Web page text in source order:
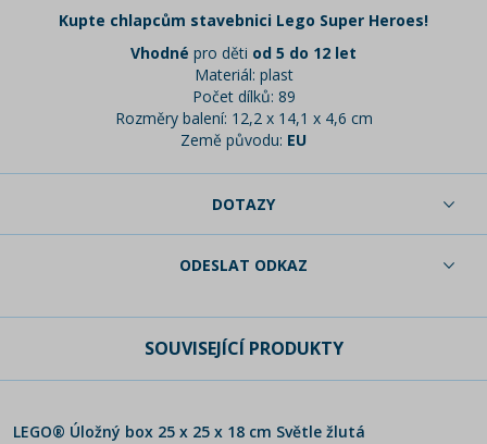
Kupte chlapcům stavebnici Lego Super Heroes!
Vhodné pro děti od 5 do 12 let
Materiál: plast
Počet dílků: 89
Rozměry balení: 12,2 x 14,1 x 4,6 cm
Země původu: EU
DOTAZY
ODESLAT ODKAZ
SOUVISEJÍCÍ PRODUKTY
LEGO® Úložný box 25 x 25 x 18 cm Světle žlutá